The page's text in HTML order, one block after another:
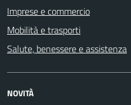
Imprese e commercio
Mobilità e trasporti
Salute, benessere e assistenza
NOVITÀ